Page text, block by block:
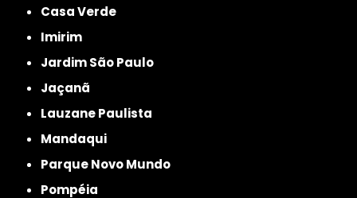
Casa Verde
Imirim
Jardim São Paulo
Jaçanã
Lauzane Paulista
Mandaqui
Parque Novo Mundo
Pompéia